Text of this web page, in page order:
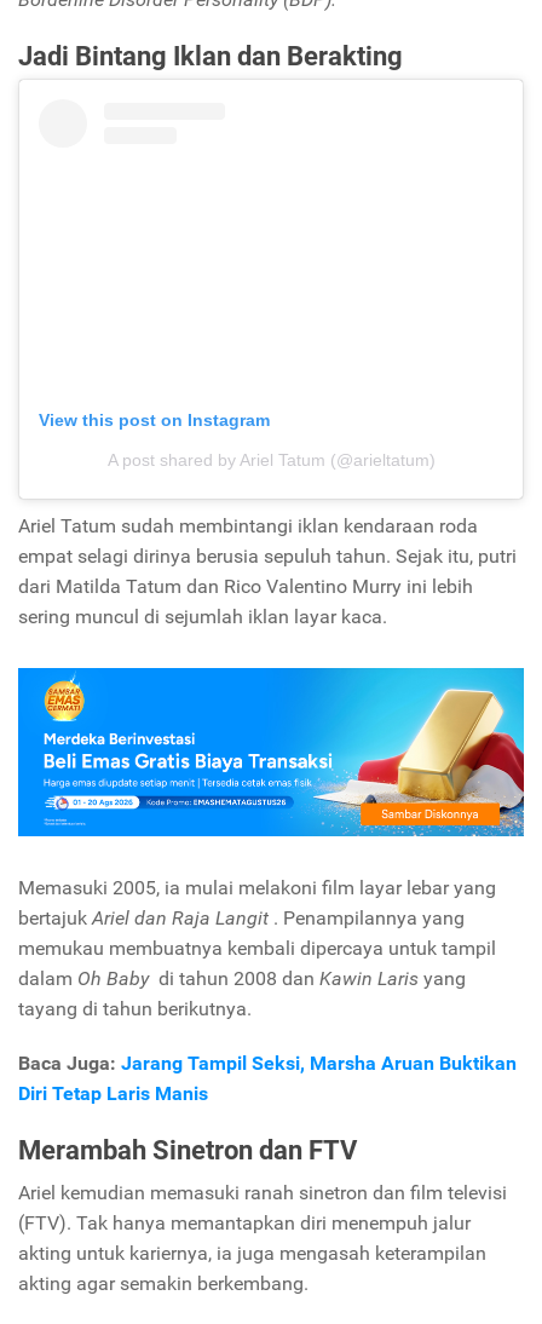
Jadi Bintang Iklan dan Berakting
View this post on Instagram
A post shared by Ariel Tatum (@arieltatum)
Ariel Tatum sudah membintangi iklan kendaraan roda
empat selagi dirinya berusia sepuluh tahun. Sejak itu, putri
dari Matilda Tatum dan Rico Valentino Murry ini lebih
sering muncul di sejumlah iklan layar kaca.
Memasuki 2005, ia mulai melakoni film layar lebar yang
bertajukAriel dan Raja Langit . Penampilannya yang
memukau membuatnya kembali dipercaya untuk tampil
dalam Oh Baby di tahun 2008 dan Kawin Laris yang
tayang di tahun berikutnya.
Baca Juga: Jarang Tampil Seksi, Marsha Aruan Buktikan
Diri Tetap Laris Manis
Merambah Sinetron dan FTV
Ariel kemudian memasuki ranah sinetron dan film televisi
(FTV). Tak hanya memantapkan diri menempuh jalur
akting untuk kariernya, ia juga mengasah keterampilan
akting agar semakin berkembang.